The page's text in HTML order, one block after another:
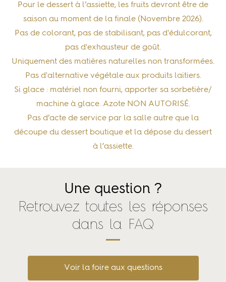
Pour le dessert à l’assiette, les fruits devront être de
saison au moment de la finale (Novembre 2026).
Pas de colorant, pas de stabilisant, pas d'édulcorant,
pas d'exhausteur de goût.
Uniquement des matières naturelles non transformées.
Pas d'alternative végétale aux produits laitiers.
Si glace : matériel non fourni, apporter sa sorbetière/
machine à glace. Azote NON AUTORISÉ.
Pas d’acte de service par la salle autre que la
découpe du dessert boutique et la dépose du dessert
à l’assiette.
Une question ?
Retrouvez toutes les réponses
dans la FAQ
Voir la foire aux questions